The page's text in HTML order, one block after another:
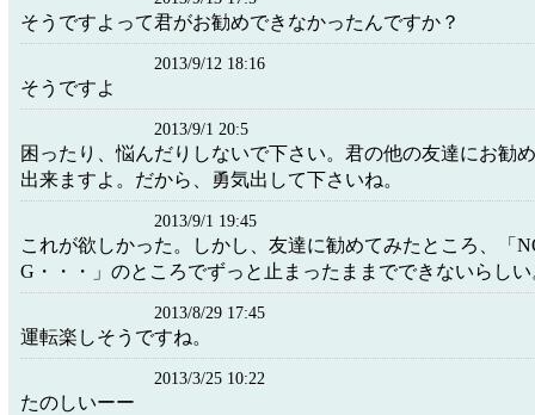
そうですよって君がお勧めできなかったんですか？
2013/9/12 18:16
そうですよ
2013/9/1 20:5
困ったり、悩んだりしないで下さい。君の他の友達にお勧
出来ますよ。だから、勇気出して下さいね。
2013/9/1 19:45
これが欲しかった。しかし、友達に勧めてみたところ、「
G・・・」のところでずっと止まったままでできないらし
2013/8/29 17:45
運転楽しそうですね。
2013/3/25 10:22
たのしいーー